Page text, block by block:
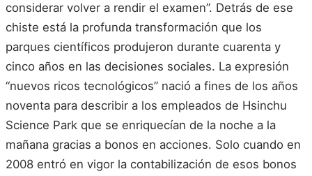
considerar volver a rendir el examen”. Detrás de ese
chiste está la profunda transformación que los
parques científicos produjeron durante cuarenta y
cinco años en las decisiones sociales. La expresión
“nuevos ricos tecnológicos” nació a fines de los años
noventa para describir a los empleados de Hsinchu
Science Park que se enriquecían de la noche a la
mañana gracias a bonos en acciones. Solo cuando en
2008 entró en vigor la contabilización de esos bonos